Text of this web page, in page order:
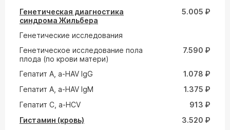
Генетическая диагностика
синдрома Жильбера
5.005 ₽
Генетические исследования
Генетическое исследование пола
плода (по крови матери)
7.590 ₽
Гепатит A, a-HAV IgG
1.078 ₽
Гепатит A, a-HAV IgM
1.375 ₽
Гепатит С, а-HCV
913 ₽
Гистамин (кровь)
3.520 ₽